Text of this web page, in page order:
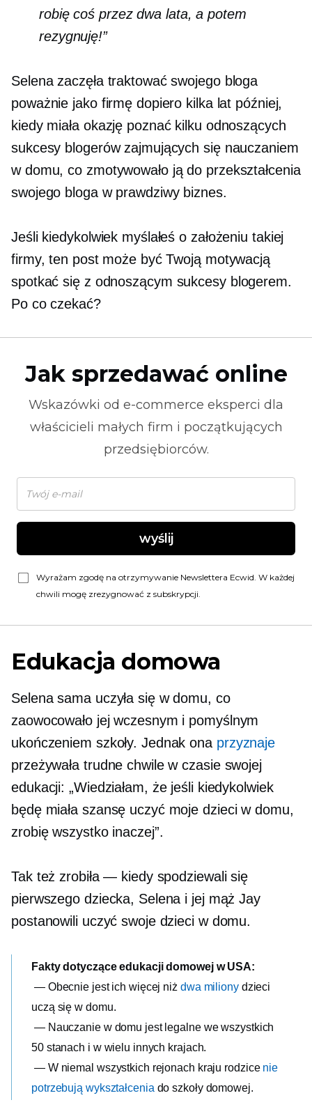
robię coś przez dwa lata, a potem
rezygnuję!”
Selena zaczęła traktować swojego bloga
poważnie jako firmę dopiero kilka lat później,
kiedy miała okazję poznać kilku odnoszących
sukcesy blogerów zajmujących się nauczaniem
w domu, co zmotywowało ją do przekształcenia
swojego bloga w prawdziwy biznes.
Jeśli kiedykolwiek myślałeś o założeniu takiej
firmy, ten post może być Twoją motywacją
spotkać sięz odnoszącym sukcesy blogerem.
Po co czekać?
Jak sprzedawać online
Wskazówki od e-commerce eksperci dla
właścicieli małych firm i początkujących
przedsiębiorców.
wyślij
Wyrażam zgodę na otrzymywanie Newslettera Ecwid. W każdej
chwili mogę zrezygnować z subskrypcji.
Edukacja domowa
Selena sama uczyła się w domu, co
zaowocowało jej wczesnym i pomyślnym
ukończeniem szkoły. Jednak ona przyznaje
przeżywała trudne chwile w czasie swojej
edukacji: „Wiedziałam, że jeśli kiedykolwiek
będę miała szansę uczyć moje dzieci w domu,
zrobię wszystko inaczej”.
Tak też zrobiła — kiedy spodziewali się
pierwszego dziecka, Selena i jej mąż Jay
postanowili uczyć swoje dzieci w domu.
Fakty dotyczące edukacji domowej w USA:
— Obecnie jest ich więcej niż dwa milionydzieci
uczą się w domu.
— Nauczanie w domu jest legalne we wszystkich
50 stanach i w wielu innych krajach.
— W niemal wszystkich rejonach kraju rodzice nie
potrzebują wykształcenia do szkoły domowej.